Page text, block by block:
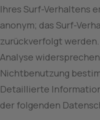
Ihres Surf-Verhaltens
anonym; das Surf-
zurückverfolgt
Analyse
Nichtbenutzung
Detaillierte
der folgenden